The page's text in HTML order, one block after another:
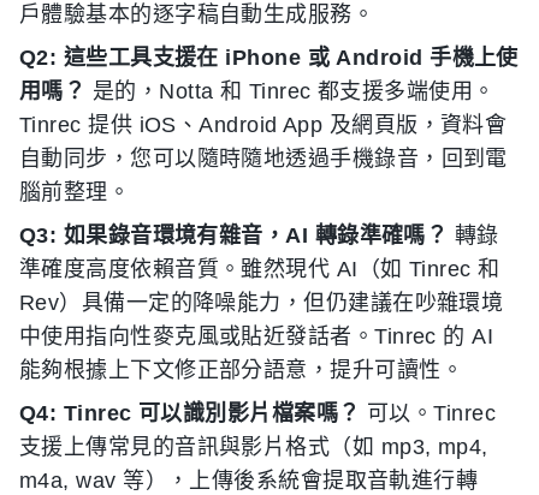
戶體驗基本的逐字稿自動生成服務。
Q2: 這些工具支援在 iPhone 或 Android 手機上使
用嗎？ 是的，Notta 和 Tinrec 都支援多端使用。
Tinrec 提供 iOS、Android App 及網頁版，資料會
自動同步，您可以隨時隨地透過手機錄音，回到電
腦前整理。
Q3: 如果錄音環境有雜音，AI 轉錄準確嗎？ 轉錄
準確度高度依賴音質。雖然現代 AI（如 Tinrec 和
Rev）具備一定的降噪能力，但仍建議在吵雜環境
中使用指向性麥克風或貼近發話者。Tinrec 的 AI
能夠根據上下文修正部分語意，提升可讀性。
Q4: Tinrec 可以識別影片檔案嗎？ 可以。Tinrec
支援上傳常見的音訊與影片格式（如 mp3, mp4,
m4a, wav 等），上傳後系統會提取音軌進行轉